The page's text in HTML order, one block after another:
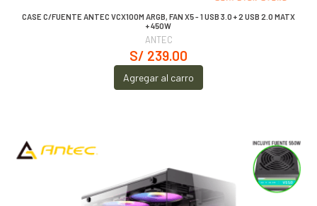
CASE C/FUENTE ANTEC VCX100M ARGB, FAN X5 - 1 USB 3.0 + 2 USB 2.0 MATX
+ 450W
ANTEC
S/ 239.00
Agregar al carro